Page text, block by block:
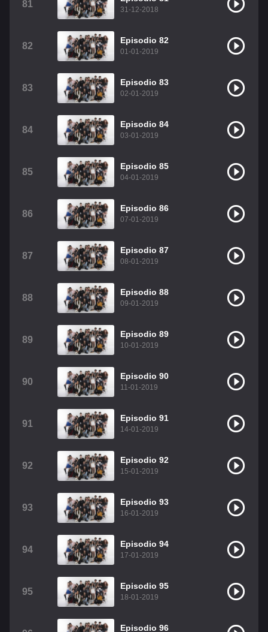
81
31-12-2018
82
Episodio 82
01-01-2019
83
Episodio 83
02-01-2019
84
Episodio 84
03-01-2019
85
Episodio 85
04-01-2019
86
Episodio 86
07-01-2019
87
Episodio 87
08-01-2019
88
Episodio 88
09-01-2019
89
Episodio 89
10-01-2019
90
Episodio 90
11-01-2019
91
Episodio 91
14-01-2019
92
Episodio 92
15-01-2019
93
Episodio 93
16-01-2019
94
Episodio 94
17-01-2019
95
Episodio 95
18-01-2019
Episodio 96